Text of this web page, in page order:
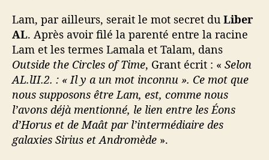
Lam, par ailleurs, serait le mot secret du Liber
AL. Après avoir filé la parenté entre la racine
Lam et les termes Lamala et Talam, dans
Outside the Circles of Time, Grant écrit : « Selon
AL.lII.2. : « Il y a un mot inconnu ». Ce mot que
nous supposons être Lam, est, comme nous
l’avons déjà mentionné, le lien entre les Éons
d’Horus et de Maât par l’intermédiaire des
galaxies Sirius et Andromède ».